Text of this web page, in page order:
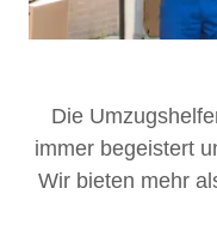
Die
immer begeistert
Wir bieten mehr